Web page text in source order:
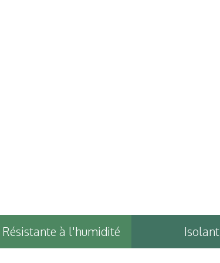
Résistante à l'humidité Isolant